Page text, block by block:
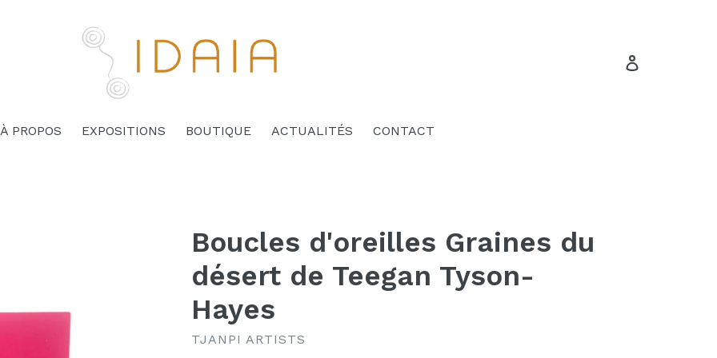
À PROPOS EXPOSITIONS BOUTIQUE ACTUALITÉS CONTACT
Boucles d'oreilles Graines du
désert de Teegan Tyson-
Hayes
TJANPI ARTISTS